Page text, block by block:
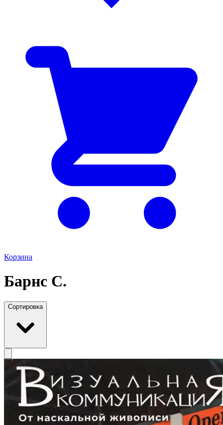
Корзина
Барнс С.
Сортировка